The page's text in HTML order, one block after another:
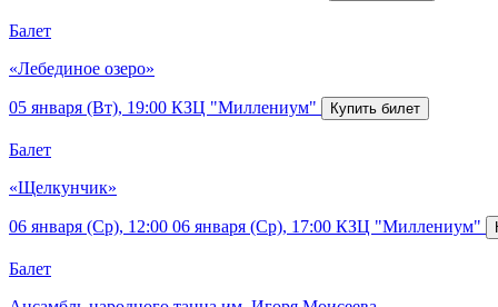
Балет
«Лебединое озеро»
05 января (Вт), 19:00 КЗЦ "Миллениум"
Балет
«Щелкунчик»
06 января (Ср), 12:00 06 января (Ср), 17:00 КЗЦ "Миллениум"
Балет